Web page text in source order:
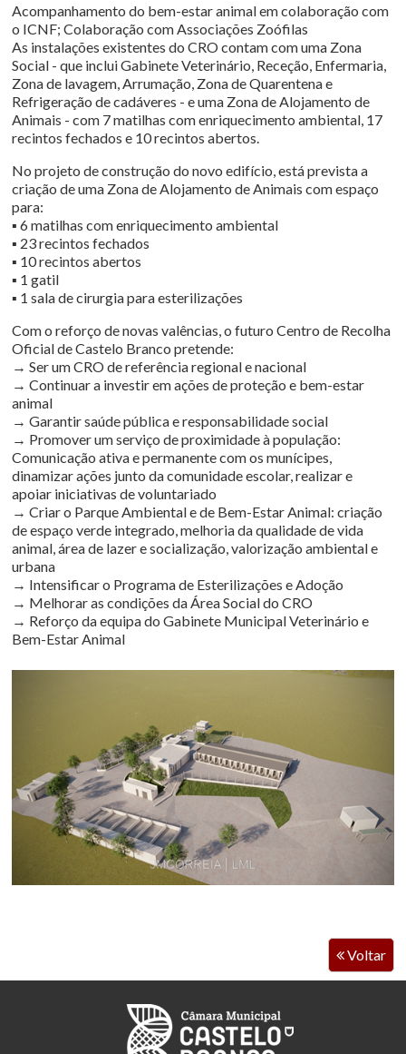
Acompanhamento do bem-estar animal em colaboração com
o ICNF; Colaboração com Associações Zoófilas
As instalações existentes do CRO contam com uma Zona
Social - que inclui Gabinete Veterinário, Receção, Enfermaria,
Zona de lavagem, Arrumação, Zona de Quarentena e
Refrigeração de cadáveres - e uma Zona de Alojamento de
Animais - com 7 matilhas com enriquecimento ambiental, 17
recintos fechados e 10 recintos abertos.
No projeto de construção do novo edifício, está prevista a
criação de uma Zona de Alojamento de Animais com espaço
para:
▪ 6 matilhas com enriquecimento ambiental
▪ 23 recintos fechados
▪ 10 recintos abertos
▪ 1 gatil
▪ 1 sala de cirurgia para esterilizações
Com o reforço de novas valências, o futuro Centro de Recolha
Oficial de Castelo Branco pretende:
→ Ser um CRO de referência regional e nacional
→ Continuar a investir em ações de proteção e bem-estar
animal
→ Garantir saúde pública e responsabilidade social
→ Promover um serviço de proximidade à população:
Comunicação ativa e permanente com os munícipes,
dinamizar ações junto da comunidade escolar, realizar e
apoiar iniciativas de voluntariado
→ Criar o Parque Ambiental e de Bem-Estar Animal: criação
de espaço verde integrado, melhoria da qualidade de vida
animal, área de lazer e socialização, valorização ambiental e
urbana
→ Intensificar o Programa de Esterilizações e Adoção
→ Melhorar as condições da Área Social do CRO
→ Reforço da equipa do Gabinete Municipal Veterinário e
Bem-Estar Animal
Voltar